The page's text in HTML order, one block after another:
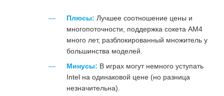
Плюсы: Лучшее соотношение цены и
многопоточности, поддержка сокета AM4
много лет, разблокированный множитель у
большинства моделей.
Минусы: В играх могут немного уступать
Intel на одинаковой цене (но разница
незначительна).